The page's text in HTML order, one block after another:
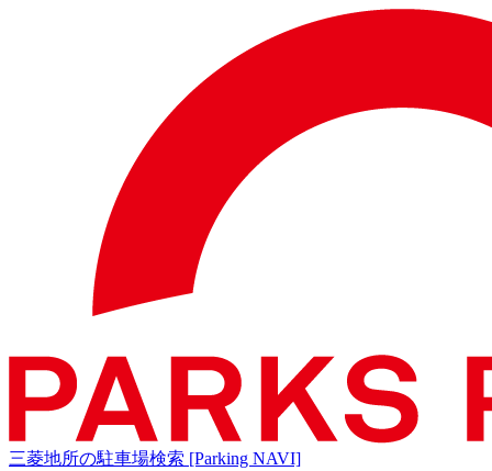
三菱地所の駐車場検索 [Parking NAVI]